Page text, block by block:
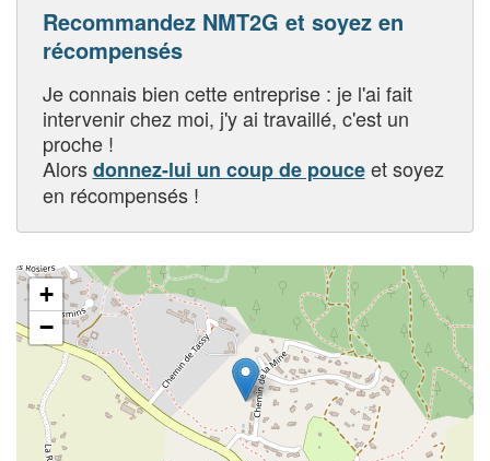
Recommandez NMT2G et soyez en
récompensés
Je connais bien cette entreprise : je l'ai fait
intervenir chez moi, j'y ai travaillé, c'est un
proche !
Alorsdonnez-lui un coup de pouceet soyez
en récompensés !
+
−